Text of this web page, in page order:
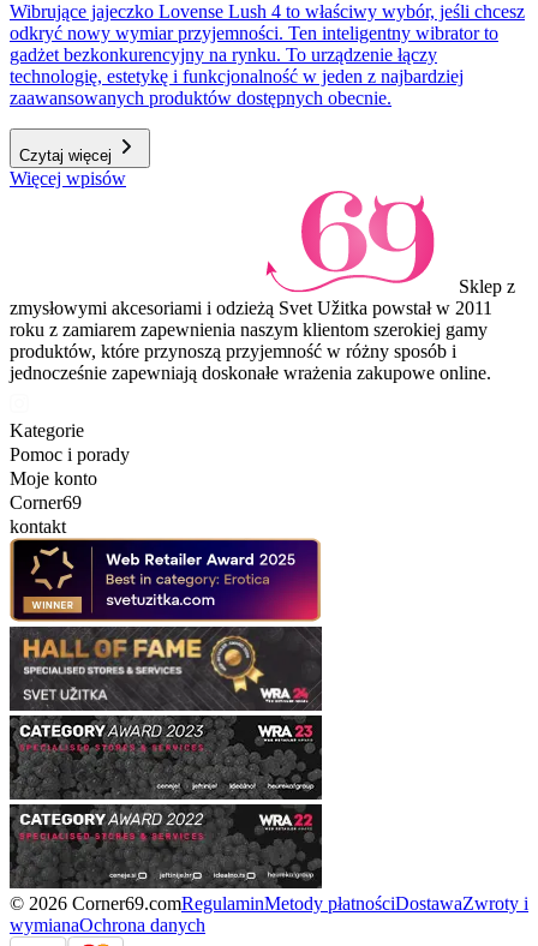
Wibrujące jajeczko Lovense Lush 4 to właściwy wybór, jeśli chcesz
odkryć nowy wymiar przyjemności. Ten inteligentny wibrator to
gadżet bezkonkurencyjny na rynku. To urządzenie łączy
technologię, estetykę i funkcjonalność w jeden z najbardziej
zaawansowanych produktów dostępnych obecnie.
Czytaj więcej
Więcej wpisów
Sklep z
zmysłowymi akcesoriami i odzieżą Svet Užitka powstał w 2011
roku z zamiarem zapewnienia naszym klientom szerokiej gamy
produktów, które przynoszą przyjemność w różny sposób i
jednocześnie zapewniają doskonałe wrażenia zakupowe online.
Kategorie
Pomoc i porady
Moje konto
Corner69
kontakt
© 2026 Corner69.comRegulaminMetody płatnościDostawaZwroty i
wymianaOchrona danych